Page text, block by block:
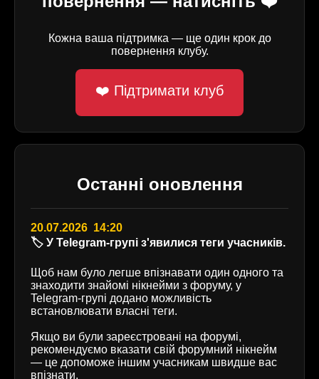
Кожна ваша підтримка — ще один крок до
повернення клубу.
❤️ Підтримати клуб
Останні оновлення
20.07.2026 14:20
🏷️ У Telegram-групі з'явилися теги учасників.
Щоб нам було легше впізнавати один одного та
знаходити знайомі нікнейми з форуму, у
Telegram-групі додано можливість
встановлювати власні теги.
Якщо ви були зареєстровані на форумі,
рекомендуємо вказати свій форумний нікнейм
— це допоможе іншим учасникам швидше вас
впізнати.